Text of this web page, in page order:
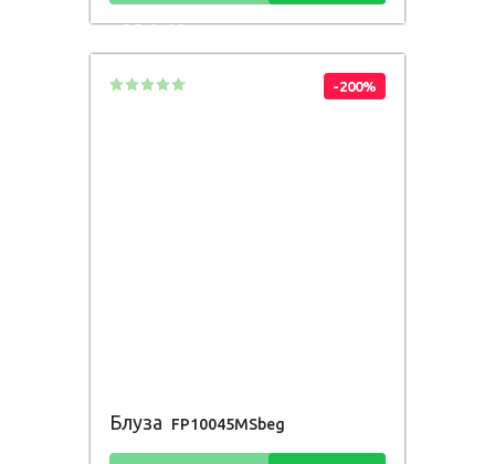
836,48Р
-200%
Блуза FP10045MSbeg